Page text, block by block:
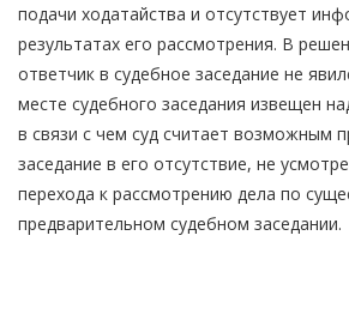
подачи ходатайства и отсутствует
результатах его рассмотрения. В
ответчик в судебное заседание не
месте судебного заседания извещен
в связи с чем суд считает возможным
заседание в его отсутствие, не
перехода к рассмотрению дела по
предварительном судебном заседании.